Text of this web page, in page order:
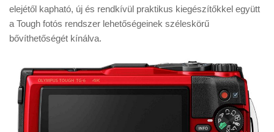
elejétől kapható, új és rendkívül praktikus kiegészítőkkel együtt
a Tough fotós rendszer lehetőségeinek széleskörű
bővíthetőségét kínálva.